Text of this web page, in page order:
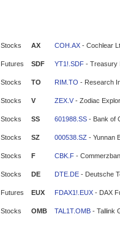
Stocks AX COH.AX - Cochlear
Futures SDF YT1!.SDF - Treasury
Stocks TO RIM.TO - Research
Stocks V ZEX.V - Zodiac
Stocks SS 601988.SS - Bank of
Stocks SZ 000538.SZ - Yunnan
Stocks F CBK.F -
Stocks DE DTE.DE - Deutsche
Futures EUX FDAX1!.EUX - DAX
Stocks OMB TAL1T.OMB - Tallink